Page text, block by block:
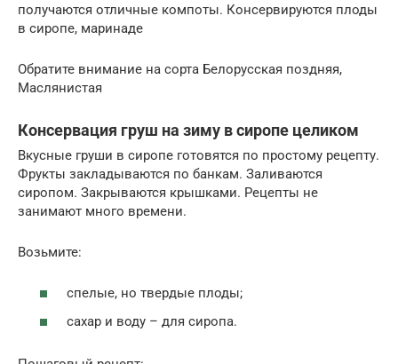
получаются отличные компоты. Консервируются плоды
в сиропе, маринаде
Обратите внимание на сорта Белорусская поздняя,
Маслянистая
Консервация груш на зиму в сиропе целиком
Вкусные груши в сиропе готовятся по простому рецепту.
Фрукты закладываются по банкам. Заливаются
сиропом. Закрываются крышками. Рецепты не
занимают много времени.
Возьмите:
спелые, но твердые плоды;
сахар и воду – для сиропа.